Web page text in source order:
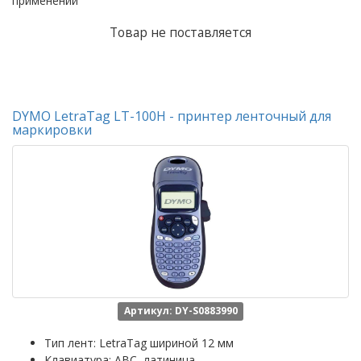
Товар не поставляется
DYMO LetraTag LT-100H - принтер ленточный для
маркировки
Артикул: DY-S0883990
Тип лент: LetraTag шириной 12 мм